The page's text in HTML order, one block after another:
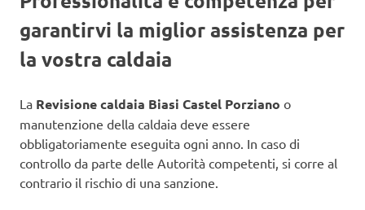
garantirvi la miglior assistenza per
la vostra caldaia
La Revisione caldaia Biasi Castel Porziano o
manutenzione della caldaia deve essere
obbligatoriamente eseguita ogni anno. In caso di
controllo da parte delle Autorità competenti, si corre al
contrario il rischio di una sanzione.